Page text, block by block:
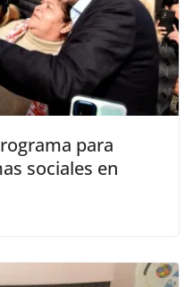
para
sociales en